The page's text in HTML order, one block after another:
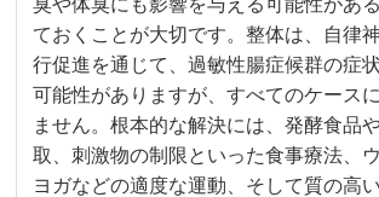
ておくことが大切です。整体は、自律
行促進を通じて、過敏性腸症候群の症
可能性がありますが、すべてのケース
ません。根本的な解決には、発酵食品
取、刺激物の制限といった食事療法、
ヨガなどの適度な運動、そして質の高